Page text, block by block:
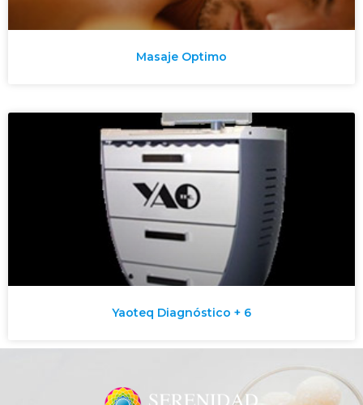
Masaje Optimo
Yaoteq Diagnóstico + 6